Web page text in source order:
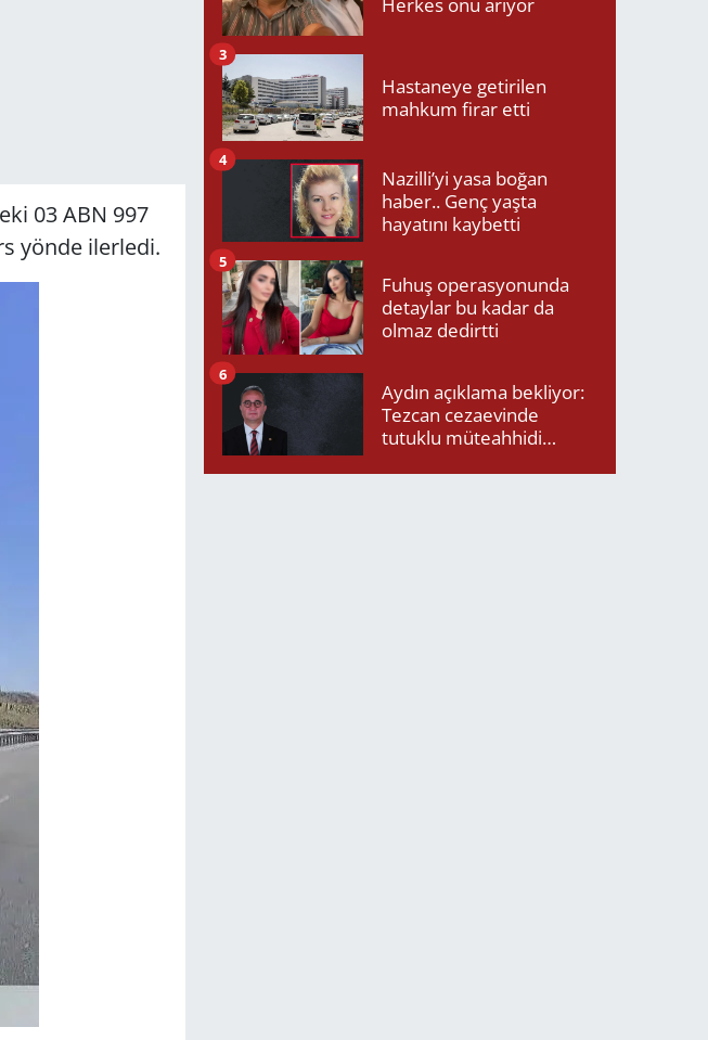
03 ABN 997
yönde ilerledi.
Herkes onu arıyor
Hastaneye getirilen
mahkum firar etti
3
Nazilli’yi yasa boğan
haber.. Genç yaşta
hayatını kaybetti
4
Fuhuş operasyonunda
detaylar bu kadar da
olmaz dedirtti
5
Aydın açıklama bekliyor:
Tezcan cezaevinde
tutuklu müteahhidi
6